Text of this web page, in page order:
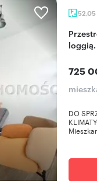
52,05
Przestronne 2-pokojowe mieszkanie z garażem i
loggią.
725
DO